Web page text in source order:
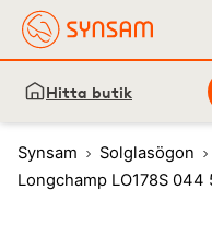
Hitta butik
Synsam Solglasögon
Longchamp LO178S 044